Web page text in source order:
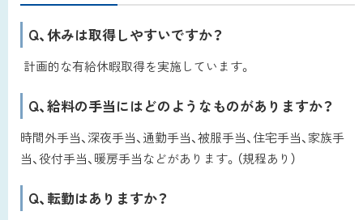
Q、休みは取得しやすいですか？
計画的な有給休暇取得を実施しています。
Q、給料の手当にはどのようなものがありますか？
時間外手当、深夜手当、通勤手当、被服手当、住宅手当、家族手
当、役付手当、暖房手当などがあります。（規程あり）
Q、転勤はありますか？